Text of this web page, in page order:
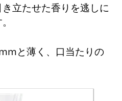
立たせた香りを逃しに
と薄く、口当たりの